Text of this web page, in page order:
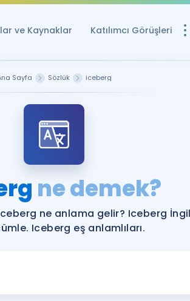
ve Kaynaklar Katılımcı Görüşleri
YDS ve YÖKDİL
Rehberlik Aracı
YDS ve YÖKDİL'e
Tüm ÖSYM
Sayfa Sözlük iceberg
ne demek?
ne anlama gelir? Iceberg
Iceberg eş anlamlıları.